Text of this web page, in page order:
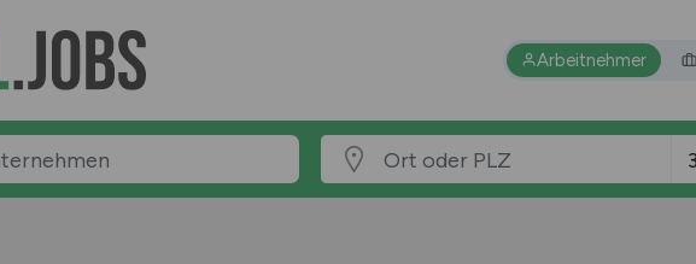
Arbeitnehmer